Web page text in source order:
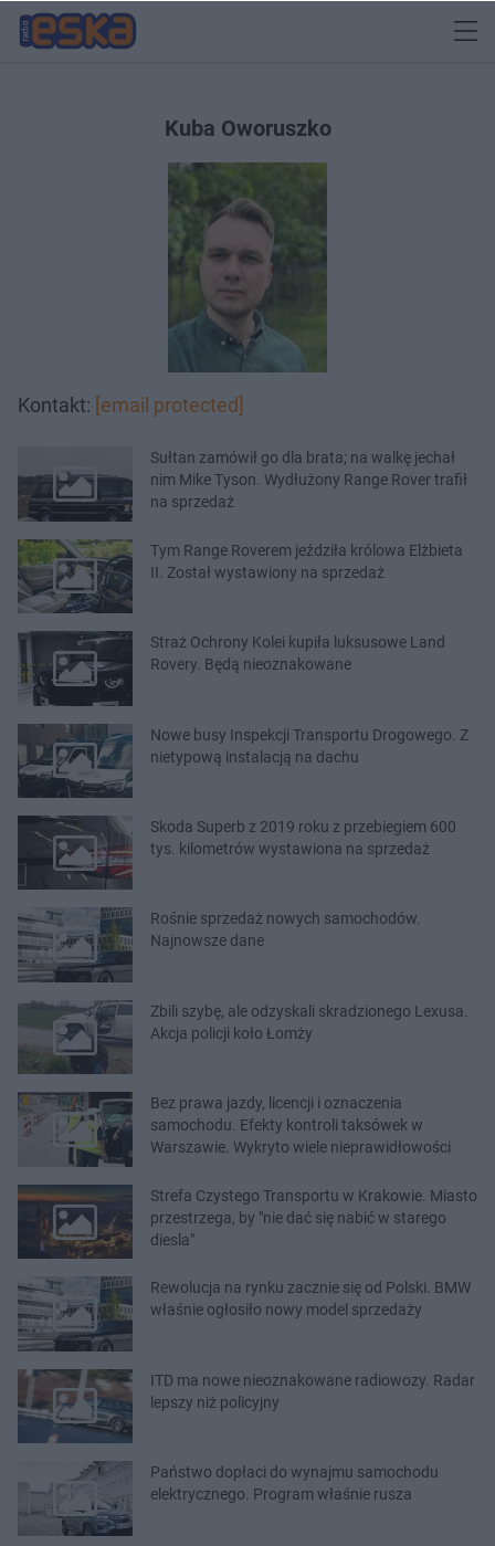
Kuba Oworuszko
Kontakt: [email protected]
Sułtan zamówił go dla brata; na walkę jechał
nim Mike Tyson. Wydłużony Range Rover trafił
na sprzedaż
Tym Range Roverem jeździła królowa Elżbieta
II. Został wystawiony na sprzedaż
Straż Ochrony Kolei kupiła luksusowe Land
Rovery. Będą nieoznakowane
Nowe busy Inspekcji Transportu Drogowego. Z
nietypową instalacją na dachu
Skoda Superb z 2019 roku z przebiegiem 600
tys. kilometrów wystawiona na sprzedaż
Rośnie sprzedaż nowych samochodów.
Najnowsze dane
Zbili szybę, ale odzyskali skradzionego Lexusa.
Akcja policji koło Łomży
Bez prawa jazdy, licencji i oznaczenia
samochodu. Efekty kontroli taksówek w
Warszawie. Wykryto wiele nieprawidłowości
Strefa Czystego Transportu w Krakowie. Miasto
przestrzega, by "nie dać się nabić w starego
diesla"
Rewolucja na rynku zacznie się od Polski. BMW
właśnie ogłosiło nowy model sprzedaży
ITD ma nowe nieoznakowane radiowozy. Radar
lepszy niż policyjny
Państwo dopłaci do wynajmu samochodu
elektrycznego. Program właśnie rusza